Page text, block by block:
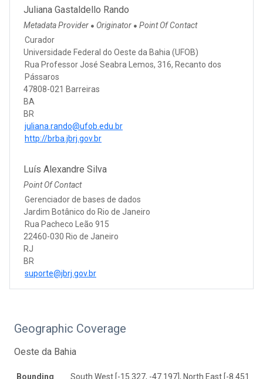
Juliana Gastaldello Rando
Metadata Provider ● Originator ● Point Of Contact
Curador
Universidade Federal do Oeste da Bahia (UFOB)
Rua Professor José Seabra Lemos, 316, Recanto dos
Pássaros
47808-021 Barreiras
BA
BR
juliana.rando@ufob.edu.br
http://brba.jbrj.gov.br
Luís Alexandre Silva
Point Of Contact
Gerenciador de bases de dados
Jardim Botânico do Rio de Janeiro
Rua Pacheco Leão 915
22460-030 Rio de Janeiro
RJ
BR
suporte@jbrj.gov.br
Geographic Coverage
Oeste da Bahia
Bounding
South West [-15.327, -47.197], North East [-8.451, -